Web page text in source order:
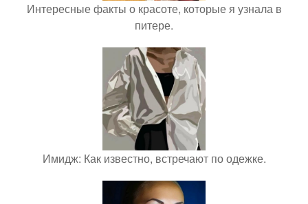
Интересные факты о красоте, которые я узнала в
питере.
Имидж: Как известно, встречают по одежке.